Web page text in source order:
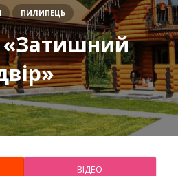
ПИЛИПЕЦЬ
ВІДЕО